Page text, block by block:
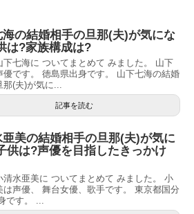
海の結婚相手の旦那(夫)が気にな
は?家族構成は?
下七海に ついてまとめて みました。 山下
優です。 徳島県出身です。 山下七海の結婚
那(夫)が気に...
記事を読む
美の結婚相手の旦那(夫)が気に
供は?声優を目指したきっかけ
清水亜美に ついてまとめて みました。 小
は声優、 舞台女優、歌手です。 東京都国分
です。 ...